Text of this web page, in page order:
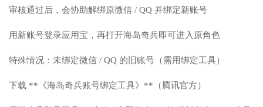
审核通过后，会协助解绑原微信 / QQ 并绑定新账号
用新账号登录应用宝，再打开海岛奇兵即可进入原角色
特殊情况：未绑定微信 / QQ 的旧账号（需用绑定工具）
下载 **《海岛奇兵账号绑定工具》**（腾讯官方）